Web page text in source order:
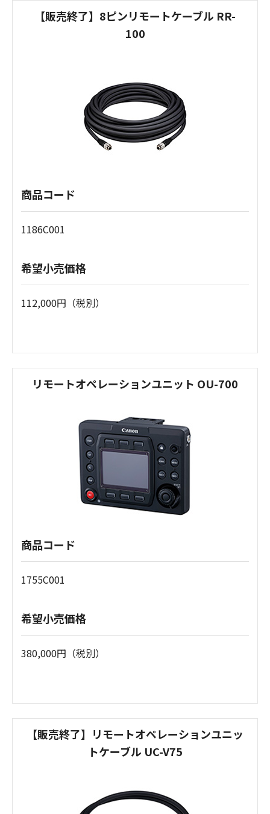
【販売終了】8ピンリモートケーブル RR-
100
商品コード
1186C001
希望小売価格
112,000円（税別）
リモートオペレーションユニット OU-700
商品コード
1755C001
希望小売価格
380,000円（税別）
【販売終了】リモートオペレーションユニッ
トケーブル UC-V75